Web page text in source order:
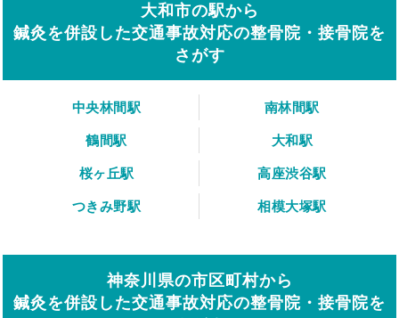
大和市の駅から
鍼灸を併設した交通事故対応の整骨院・接骨院を
さがす
中央林間駅
南林間駅
鶴間駅
大和駅
桜ヶ丘駅
高座渋谷駅
つきみ野駅
相模大塚駅
神奈川県の市区町村から
鍼灸を併設した交通事故対応の整骨院・接骨院を